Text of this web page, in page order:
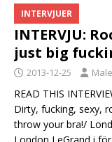
INTERVJUER
INTERVJU:
just big
2013-12-25
READ THIS
Dirty, fucking, sexy,
throw your bra!/